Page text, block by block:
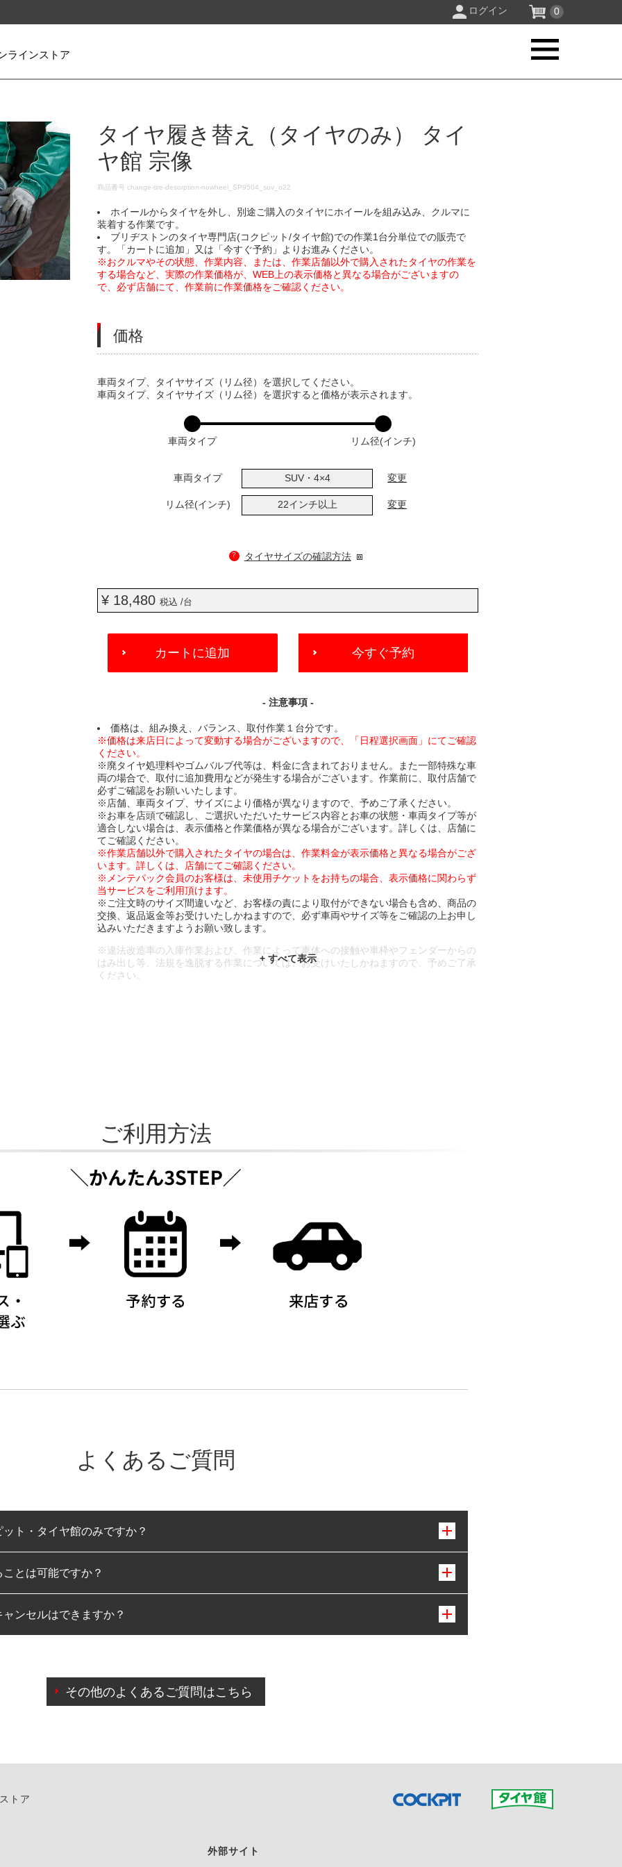
ログイン 0
ラインストア
タイヤ履き替え（タイヤのみ） タイ
ヤ館 宗像
DETAILS
商品番号change-tire-desorption-nowheel_SP9504_suv_o22
ホイールからタイヤを外し、別途ご購入のタイヤにホイールを組み込み、クルマに
装着する作業です。
ブリヂストンのタイヤ専門店(コクピット/タイヤ館)での作業1台分単位での販売で
す。「カートに追加」又は「今すぐ予約」よりお進みください。
※おクルマやその状態、作業内容、または、作業店舗以外で購入されたタイヤの作業を
する場合など、実際の作業価格が、WEB上の表示価格と異なる場合がございますの
で、必ず店舗にて、作業前に作業価格をご確認ください。
価格
VARIATIONS
車両タイプ、タイヤサイズ（リム径）を選択してください。
車両タイプ、タイヤサイズ（リム径）を選択すると価格が表示されます。
車両タイプ リム径(インチ)
車両タイプ SUV・4×4 変更
リム径(インチ) 22インチ以上 変更
? タイヤサイズの確認方法
¥ 18,480税込 /台
ADD
CART
カートに追加 今すぐ予約
- 注意事項 -
価格は、組み換え、バランス、取付作業１台分です。
※価格は来店日によって変動する場合がございますので、「日程選択画面」にてご確認
ください。
※廃タイヤ処理料やゴムバルブ代等は、料金に含まれておりません。また一部特殊な車
両の場合で、取付に追加費用などが発生する場合がございます。作業前に、取付店舗で
必ずご確認をお願いいたします。
※店舗、車両タイプ、サイズにより価格が異なりますので、予めご了承ください。
※お車を店頭で確認し、ご選択いただいたサービス内容とお車の状態・車両タイプ等が
適合しない場合は、表示価格と作業価格が異なる場合がございます。詳しくは、店舗に
てご確認ください。
※作業店舗以外で購入されたタイヤの場合は、作業料金が表示価格と異なる場合がござ
います。詳しくは、店舗にてご確認ください。
※メンテパック会員のお客様は、未使用チケットをお持ちの場合、表示価格に関わらず
当サービスをご利用頂けます。
※ご注文時のサイズ間違いなど、お客様の責により取付ができない場合も含め、商品の
交換、返品返金等お受けいたしかねますので、必ず車両やサイズ等をご確認の上お申し
込みいただきますようお願い致します。
※違法改造車の入庫作業および、作業によって車体への接触や車枠やフェンダーからの
はみ出し等、法規を逸脱する作業については、お受けいたしかねますので、予めご了承
ください。
ご利用方法
よくあるご質問
ト・タイヤ館のみですか？
みとなります。
とは可能ですか？
可能です。
ンセルはできますか？
によりご予約のキャンセルをご希望の際は、直接ご予約いただいた店舗へご連絡くださ
その他のよくあるご質問はこちら
トア
外部サイト